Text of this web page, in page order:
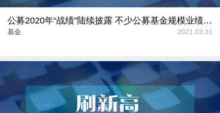
公募2020年“战绩”陆续披露 不少公募基金规模业绩实现“双丰收”
基金 2021.03.31